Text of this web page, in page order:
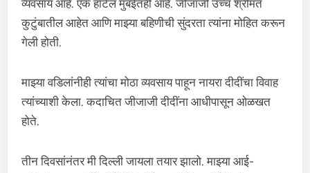
व्यवसाय आहे. एक हॉटेल मुंबईतही आहे. जीजाजी उच्च श्रीमंत
कुटुंबातील आहेत आणि माझ्या बहिणीची सुंदरता त्यांना मोहित करून
गेली होती.
माझ्या वडिलांनीही त्यांचा मोठा व्यवसाय पाहून नायरा दीदींचा विवाह
त्यांच्याशी केला. कदाचित जीजाजी दीदींना आधीपासून ओळखत
होते.
तीन दिवसांनंतर मी दिल्ली जायला तयार झालो. माझ्या आई-